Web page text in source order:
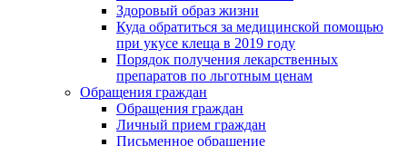
Здоровый образ жизни
Куда обратиться за медицинской помощью
при укусе клеща в 2019 году
Порядок получения лекарственных
препаратов по льготным ценам
Обращения граждан
Обращения граждан
Личный прием граждан
Письменное обращение